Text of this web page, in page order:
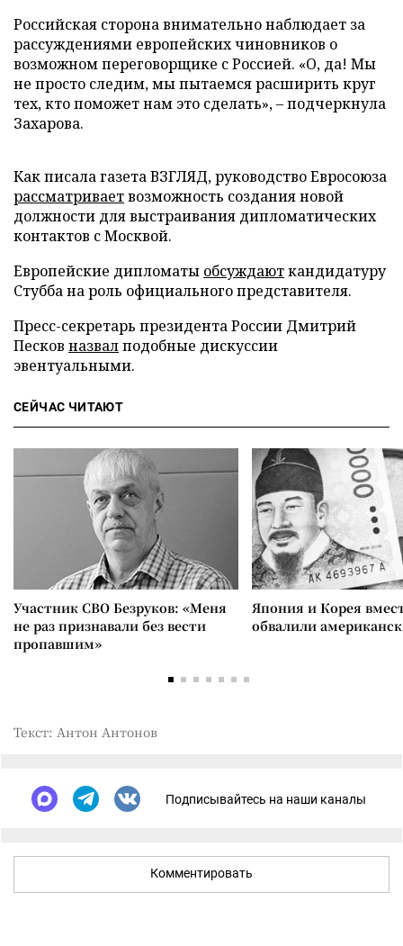
Российская сторона внимательно наблюдает за
рассуждениями европейских чиновников о
возможном переговорщике с Россией. «О, да! Мы
не просто следим, мы пытаемся расширить круг
тех, кто поможет нам это сделать», – подчеркнула
Захарова.
Как писала газета ВЗГЛЯД, руководство Евросоюза
рассматриваетвозможность создания новой
должности для выстраивания дипломатических
контактов с Москвой.
Европейские дипломаты обсуждаюткандидатуру
Стубба на роль официального представителя.
Пресс-секретарь президента России Дмитрий
Песков назвалподобные дискуссии
эвентуальными.
СЕЙЧАС ЧИТАЮТ
Участник СВО Безруков: «Меня
не раз признавали без вести
пропавшим»
Япония и Корея
обвалили
Текст: Антон Антонов
Подписывайтесь на наши каналы
Комментировать